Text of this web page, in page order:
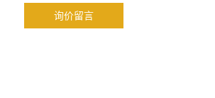
询价留言